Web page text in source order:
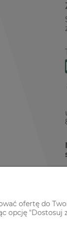
ofertę do
opcję "Dostosuj